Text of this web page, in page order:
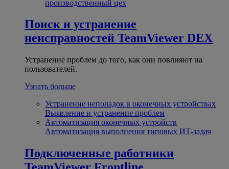
производственный цех
Поиск и устранение
неисправностей TeamViewer DEX
Устранение проблем до того, как они повлияют на
пользователей.
Узнать больше
Устранение неполадок в оконечных устройствах
Выявление и устранение проблем
Автоматизация оконечных устройств
Автоматизация выполнения типовых ИТ-задач
Подключенные работники